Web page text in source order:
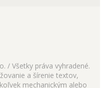
/ Všetky práva vyhradené.
a šírenie textov,
mechanickým alebo